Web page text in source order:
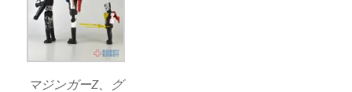
マジンガーZ、グ